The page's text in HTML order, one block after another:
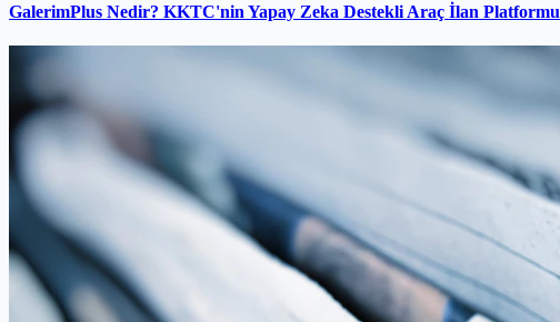
GalerimPlus Nedir? KKTC'nin Yapay Zeka Destekli Araç İlan Platformu